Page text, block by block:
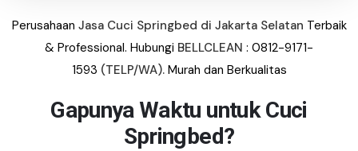
Perusahaan Jasa Cuci Springbed di Jakarta Selatan Terbaik
& Professional. Hubungi BELLCLEAN : 0812-9171-
1593 (TELP/WA).Murah dan Berkualitas
Gapunya Waktu untuk Cuci
Springbed?